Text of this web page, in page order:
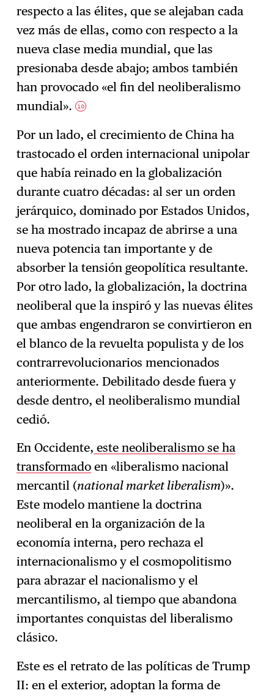
respecto a las élites, que se alejaban cada
vez más de ellas, como con respecto a la
nueva clase media mundial, que las
presionaba desde abajo; ambos también
han provocado «el fin del neoliberalismo
mundial».10
Por un lado, el crecimiento de China ha
trastocado el orden internacional unipolar
que había reinado en la globalización
durante cuatro décadas: al ser un orden
jerárquico, dominado por Estados Unidos,
se ha mostrado incapaz de abrirse a una
nueva potencia tan importante y de
absorber la tensión geopolítica resultante.
Por otro lado, la globalización, la doctrina
neoliberal que la inspiró y las nuevas élites
que ambas engendraron se convirtieron en
el blanco de la revuelta populista y de los
contrarrevolucionarios mencionados
anteriormente. Debilitado desde fuera y
desde dentro, el neoliberalismo mundial
cedió.
En Occidente, este neoliberalismo se ha
transformado en «liberalismo nacional
mercantil (national market liberalism)».
Este modelo mantiene la doctrina
neoliberal en la organización de la
economía interna, pero rechaza el
internacionalismo y el cosmopolitismo
para abrazar el nacionalismo y el
mercantilismo, al tiempo que abandona
importantes conquistas del liberalismo
clásico.
Este es el retrato de las políticas de Trump
II: en el exterior, adoptan la forma de